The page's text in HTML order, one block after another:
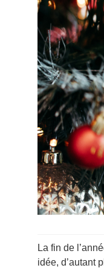
La fin de
idée, d’autant